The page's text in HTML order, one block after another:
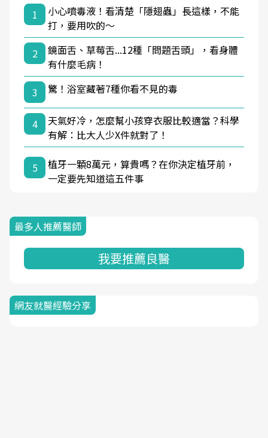
1
小心噴毒液！看清楚「隱翅蟲」長這樣，不能
打，要用吹的～
2
鏡面舌、草莓舌...12種「問題舌頭」，看身體
有什麼毛病！
3
驚！浴室藏著7種你看不見的毒
4
天氣好冷，怎麼幫小孩穿衣服比較適當？科學
有解：比大人少X件就對了！
5
植牙一顆8萬元，算貴嗎？在你決定植牙前，
一定要先知道這五件事
最多人推薦醫師
我要推薦良醫
網友就醫經驗分享